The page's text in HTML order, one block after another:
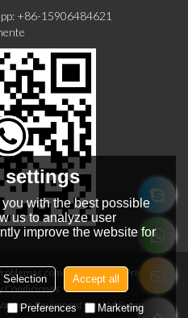
+86-15906484621
comunes
Noticia Privada
Condiciones
Equipment Co., LtdSupport By
settings
with the best possible
us to analyze user
improve the website for
Accept all
Preferences Marketing